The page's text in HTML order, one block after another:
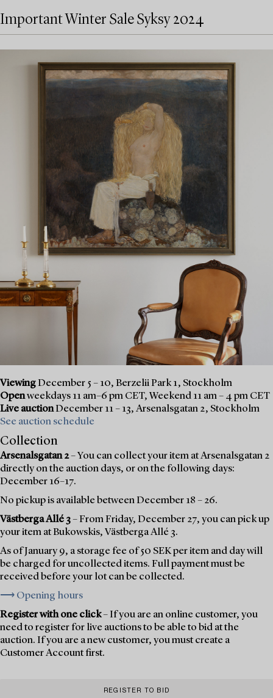
Important Winter Sale Syksy 2024
ViewingDecember 5 – 10, Berzelii Park 1, Stockholm
Openweekdays 11 am–6 pm CET, Weekend 11 am – 4 pm CET
Live auctionDecember 11 – 13, Arsenalsgatan 2, Stockholm
See auction schedule
Collection
Arsenalsgatan 2– You can collect your item at Arsenalsgatan 2
directly on the auction days, or on the following days:
December 16–17.
No pickup is available between December 18 – 26.
Västberga Allé 3– From Friday, December 27, you can pick up
your item at Bukowskis, Västberga Allé 3.
As of January 9, a storage fee of 50 SEK per item and day will
be charged for uncollected items. Full payment must be
received before your lot can be collected.
⟶ Opening hours
Register with one click– If you are an online customer, you
need to register for live auctions to be able to bid at the
auction. If you are a new customer, you must create a
Customer Account first.
REGISTER TO BID